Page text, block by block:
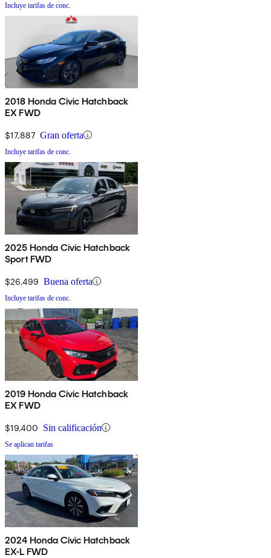
Incluye tarifas de conc.
2018 Honda Civic Hatchback
EX FWD
$17,887 Gran oferta
Incluye tarifas de conc.
2025 Honda Civic Hatchback
Sport FWD
$26,499 Buena oferta
Incluye tarifas de conc.
2019 Honda Civic Hatchback
EX FWD
$19,400 Sin calificación
Se aplican tarifas
2024 Honda Civic Hatchback
EX-L FWD